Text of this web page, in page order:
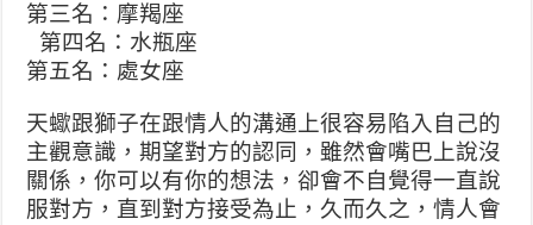
第三名：摩羯座
第四名：水瓶座
第五名：處女座
天蠍跟獅子在跟情人的溝通上很容易陷入自己的
主觀意識，期望對方的認同，雖然會嘴巴上說沒
關係，你可以有你的想法，卻會不自覺得一直說
服對方，直到對方接受為止，久而久之，情人會